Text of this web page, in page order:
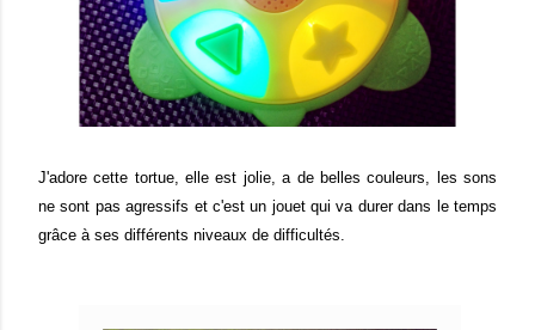
J'adore cette tortue, elle est jolie, a de belles couleurs, les sons
ne sont pas agressifs et c'est un jouet qui va durer dans le temps
grâce à ses différents niveaux de difficultés.